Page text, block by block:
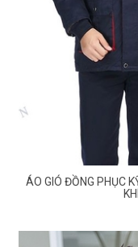
ÁO GIÓ ĐỒNG PHỤC